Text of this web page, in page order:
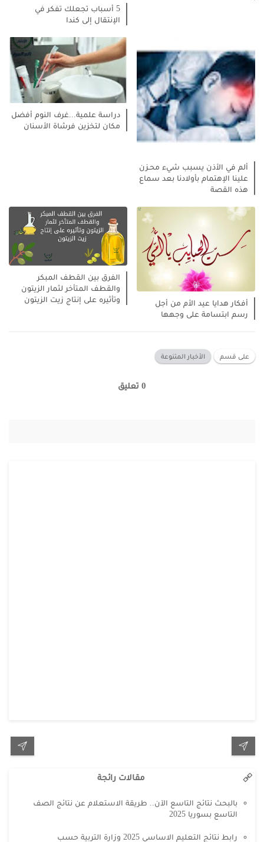
5 أسباب تجعلك تفكر في
الإنتقال إلى كندا
ألم في الأذن يسبب شيء محـزن
علينا الإهتمام بأولادنا بعد سماع
هذه القصة
دراسة علمية...غرف النوم أفضل
مكان لتخزين فرشاة الأسنان
أفكار هدايا عيد الأم من أجل
رسم ابتسامة على وجهها
الفرق بين القطف المبكر
والقطف المتأخر لثمار الزيتون
وتأثيره على إنتاج زيت الزيتون
على قسم الأخبار المتنوعة
0 تعليق
مقالات رائجة
بالبحث نتائج التاسع الآن.. طريقة الاستعلام عن نتائج الصف
التاسع بسوريا 2025
رابط نتائج التعليم الاساسي 2025 وزارة التربية حسب